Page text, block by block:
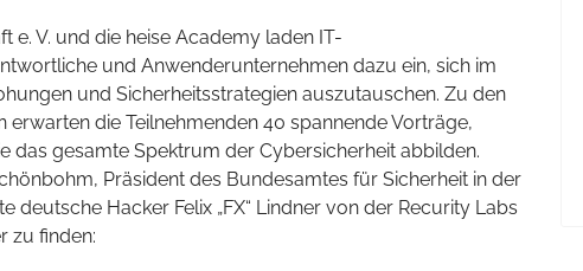
e. V. und die heise Academy laden IT-
und Anwenderunternehmen dazu ein, sich im
und Sicherheitsstrategien auszutauschen. Zu den
die Teilnehmenden 40 spannende Vorträge,
das gesamte Spektrum der Cybersicherheit abbilden.
Präsident des Bundesamtes für Sicherheit in der
deutsche Hacker Felix „FX“ Lindner von der Recurity Labs
zu finden: